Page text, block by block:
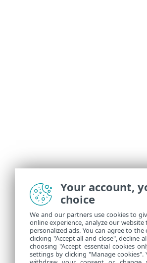
Your account,
choice
We and our partners use cookies to
online experience, analyze our
personalized ads. You can agree to
clicking "Accept all and close", decline
choosing "Accept essential cookies
settings by clicking "Manage cookies".